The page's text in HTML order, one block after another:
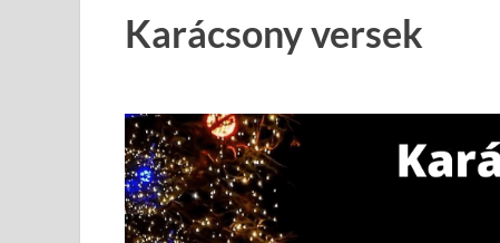
Karácsony versek